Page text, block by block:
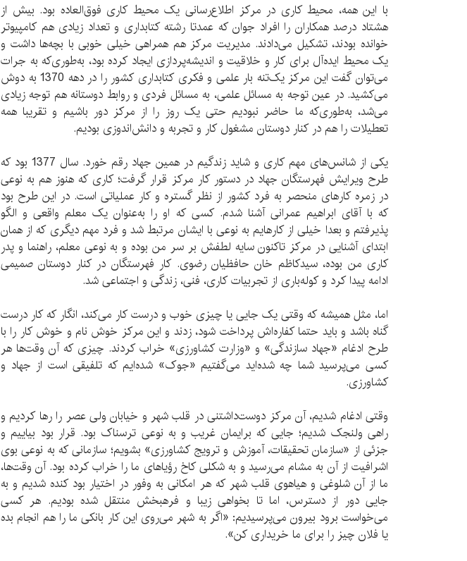
با این همه، محیط کاری در مرکز اطلاع‌رسانی یک محیط کاری فوق‌العاده بود. بیش از
هشتاد درصد همکاران را افراد جوان که عمدتا رشته کتابداری و تعداد زیادی هم کامپیوتر
خوانده بودند، تشکیل می‌دادند. مدیریت مرکز هم همراهی خیلی خوبی با بچه‌ها داشت و
یک محیط ایده‌آل برای کار و خلاقیت و اندیشه‌پردازی ایجاد کرده بود، به‌طوری‌که به جرات
می‌توان گفت این مرکز یک‌تنه بار علمی و فکری کتابداری کشور را در دهه 1370 به دوش
می‌کشید. در عین توجه به مسائل علمی، به مسائل فردی و روابط دوستانه هم توجه زیادی
می‌شد، به‌طوری‌که ما حاضر نبودیم حتی یک روز را از مرکز دور باشیم و تقریبا همه
تعطیلات را هم در کنار دوستان مشغول کار و تجربه و دانش‌اندوزی بودیم.
یکی از شانس‌های مهم کاری و شاید زندگیم در همین جهاد رقم خورد. سال 1377 بود که
طرح ویرایش فهرستگان جهاد در دستور کار مرکز قرار گرفت؛ کاری که هنوز هم به نوعی
در زمره کارهای منحصر به فرد کشور از نظر گستره و کار عملیاتی است. در این طرح بود
که با آقای ابراهیم عمرانی آشنا شدم. کسی که او را به‌عنوان یک معلم واقعی و الگو
پذیرفتم و بعدا خیلی از کارهایم به نوعی با ایشان مرتبط شد و فرد مهم دیگری که از همان
ابتدای آشنایی در مرکز تاکنون سایه لطفش بر سر من بوده و به نوعی معلم، راهنما و پدر
کاری من بوده، سیدکاظم خان حافظیان رضوی. کار فهرستگان در کنار دوستان صمیمی
ادامه پیدا کرد و کوله‌باری از تجربیات کاری، فنی، زندگی و اجتماعی شد.
اما، مثل همیشه که وقتی یک جایی یا چیزی خوب و درست کار می‌کند، انگار که کار درست
گناه باشد و باید حتما کفاره‌اش پرداخت شود، زدند و این مرکز خوش نام و خوش کار را با
طرح ادغام «جهاد سازندگی» و «وزارت کشاورزی» خراب کردند. چیزی که آن وقت‌ها هر
کسی می‌پرسید شما چه شده‌اید می‌گفتیم «جوک» شده‌ایم که تلفیقی است از جهاد و
کشاورزی.
وقتی ادغام شدیم، آن مرکز دوست‌داشتنی در قلب شهر و خیابان ولی عصر را رها کردیم و
راهی ولنجک شدیم؛ جایی که برایمان غریب و به نوعی ترسناک بود. قرار بود بیاییم و
جزئی از «سازمان تحقیقات،‌ آموزش و ترویج کشاورزی» بشویم؛ سازمانی که به نوعی بوی
اشرافیت از آن به مشام می‌رسید و به شکلی کاخ رؤیاهای ما را خراب کرده بود. آن وقت‌ها،
ما از آن شلوغی و هیاهوی قلب شهر که هر امکانی به وفور در اختیار بود کنده شدیم و به
جایی دور از دسترس، اما تا بخواهی زیبا و فرهبخش منتقل شده بودیم. هر کسی
می‌خواست برود بیرون می‌پرسیدیم: «اگر به شهر می‌روی این کار بانکی ما را هم انجام بده
یا فلان چیز را برای ما خریداری کن».